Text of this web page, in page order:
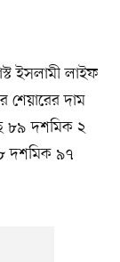
ইসলামী লাইফ
শেয়ারের দাম
৮৯ দশমিক ২
দশমিক ৯৭